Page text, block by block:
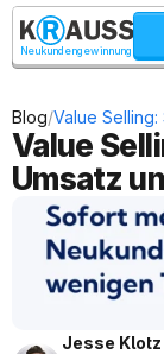
Neukundengewinnung
Blog/Value
Value
Umsatz
Jesse Klotz